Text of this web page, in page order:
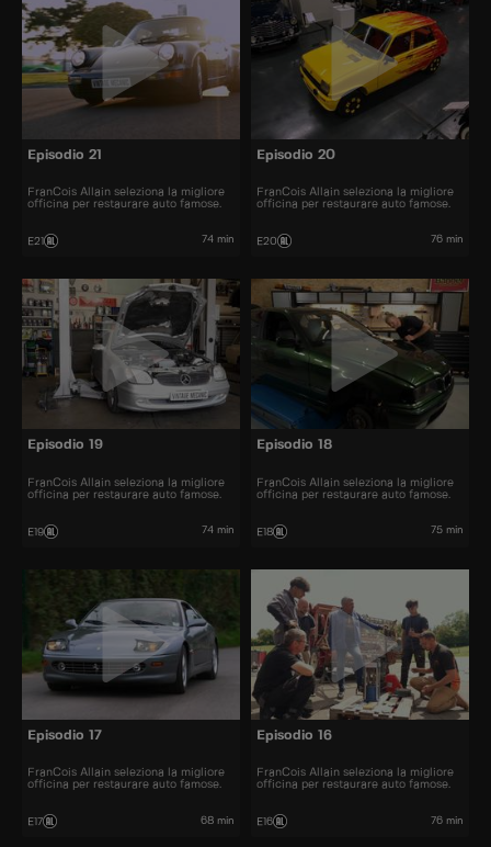
Episodio 21
FranCois Allain seleziona la migliore
officina per restaurare auto famose.
E21 74 min
Episodio 20
FranCois Allain seleziona la migliore
officina per restaurare auto famose.
E20 76 min
Episodio 19
FranCois Allain seleziona la migliore
officina per restaurare auto famose.
E19 74 min
Episodio 18
FranCois Allain seleziona la migliore
officina per restaurare auto famose.
E18 75 min
Episodio 17
FranCois Allain seleziona la migliore
officina per restaurare auto famose.
E17 68 min
Episodio 16
FranCois Allain seleziona la migliore
officina per restaurare auto famose.
E16 76 min